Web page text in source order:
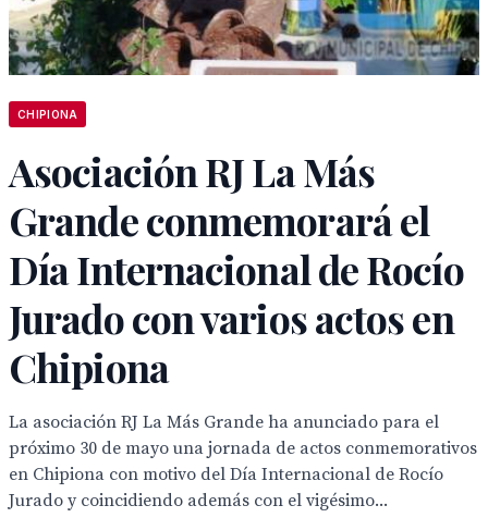
CHIPIONA
Asociación RJ La Más
Grande conmemorará el
Día Internacional de Rocío
Jurado con varios actos en
Chipiona
La asociación RJ La Más Grande ha anunciado para el
próximo 30 de mayo una jornada de actos conmemorativos
en Chipiona con motivo del Día Internacional de Rocío
Jurado y coincidiendo además con el vigésimo...